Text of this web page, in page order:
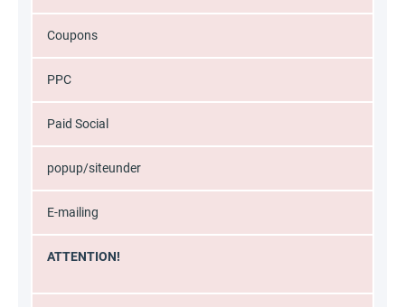
Coupons
PPC
Paid Social
popup/siteunder
E-mailing
ATTENTION!